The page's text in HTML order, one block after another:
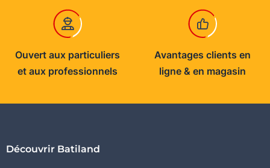
Ouvert aux particuliers
et aux professionnels
Avantages clients en
ligne & en magasin
Découvrir Batiland